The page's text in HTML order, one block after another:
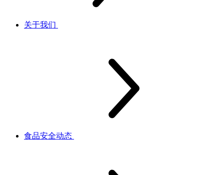
关于我们
食品安全动态